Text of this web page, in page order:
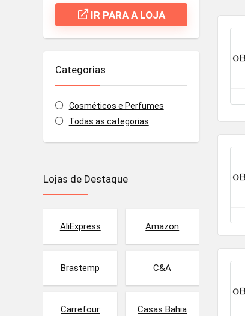
IR PARA A LOJA
Categorias
Cosméticos e Perfumes
Todas as categorias
Lojas de Destaque
AliExpress Amazon
Brastemp C&A
Carrefour Casas Bahia